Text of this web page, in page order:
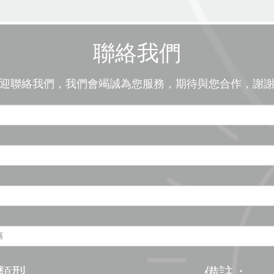
聯絡我們
聯絡我們，我們會竭誠為您服務，期待與您合作，謝